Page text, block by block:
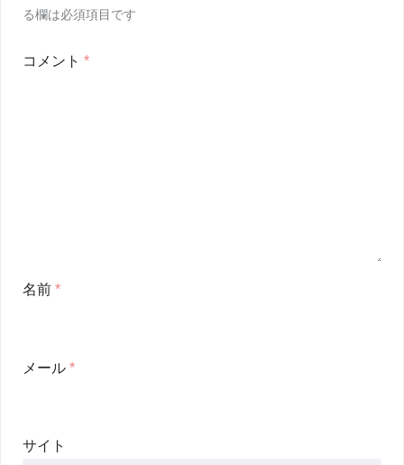
る欄は必須項目です
コメント *
名前 *
メール *
サイト